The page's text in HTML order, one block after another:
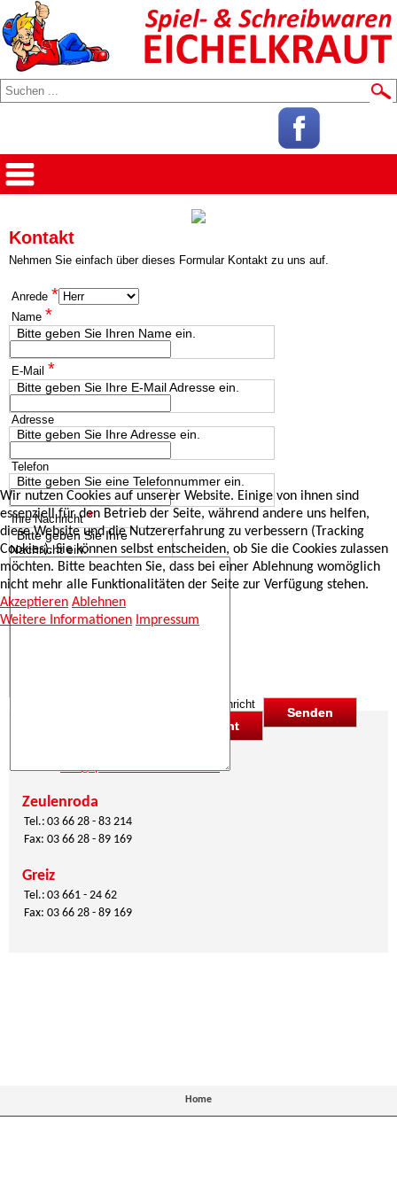
Kontakt
Nehmen Sie einfach über dieses Formular Kontakt zu uns auf.
Anrede *
Name *
Bitte geben Sie Ihren Name ein.
E-Mail *
Bitte geben Sie Ihre E-Mail Adresse ein.
Adresse
Bitte geben Sie Ihre Adresse ein.
Telefon
Bitte geben Sie eine Telefonnummer ein.
Ihre Nachricht*
Bitte geben Sie Ihre
Nachricht ein.
ja, ich möchte eine Kopie dieser Nachricht
E-Mail:info@spielwaren-eichelkraut.de
Zeulenroda
Tel.: 03 66 28 - 83 214
Fax: 03 66 28 - 89 169
Greiz
Tel.: 03 661 - 24 62
Fax: 03 66 28 - 89 169
Home
Wir nutzen Cookies auf unserer Website. Einige von ihnen sind
essenziell für den Betrieb der Seite, während andere uns helfen,
diese Website und die Nutzererfahrung zu verbessern (Tracking
Cookies). Sie können selbst entscheiden, ob Sie die Cookies zulassen
möchten. Bitte beachten Sie, dass bei einer Ablehnung womöglich
nicht mehr alle Funktionalitäten der Seite zur Verfügung stehen.
Akzeptieren Ablehnen
Weitere Informationen Impressum